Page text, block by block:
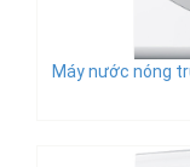
Máy nước nóng